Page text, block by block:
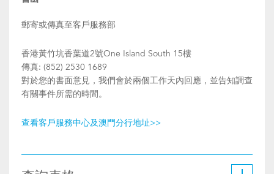
郵寄或傳真至客戶服務部
香港黃竹坑香葉道2號One Island South 15樓
傳真: (852) 2530 1689
對於您的書面意見，我們會於兩個工作天內回應，並告知調查
有關事件所需的時間。
查看客戶服務中心及澳門分行地址>>